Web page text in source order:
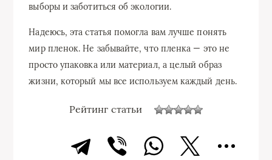
выборы и заботиться об экологии.
Надеюсь, эта статья помогла вам лучше понять
мир пленок. Не забывайте, что пленка — это не
просто упаковка или материал, а целый образ
жизни, который мы все используем каждый день.
Рейтинг статьи